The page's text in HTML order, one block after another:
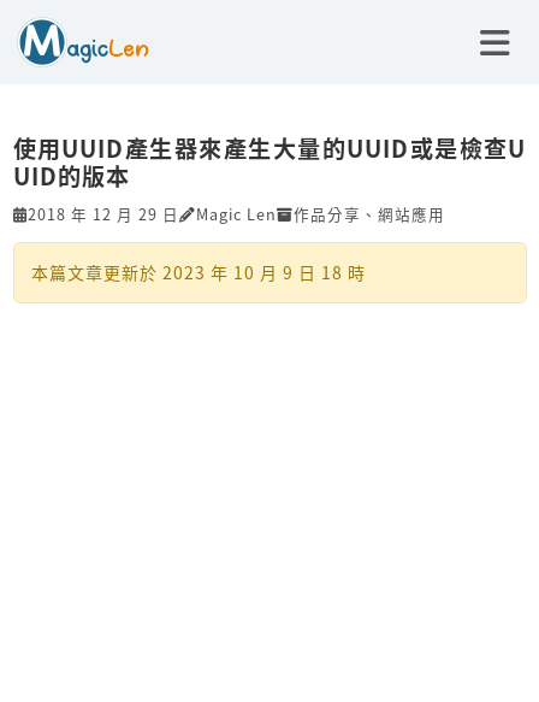
使用UUID產生器來產生大量的UUID或是檢查U
UID的版本
2018 年 12 月 29 日 Magic Len 作品分享 、 網站應用
本篇文章更新於 2023 年 10 月 9 日 18 時